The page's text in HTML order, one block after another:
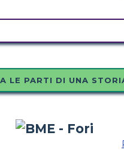
LE PARTI DI UNA